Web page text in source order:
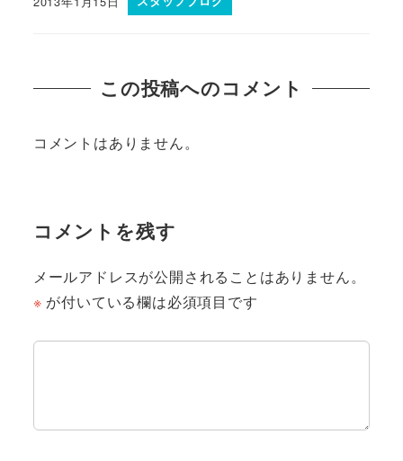
この投稿へのコメント
コメントはありません。
コメントを残す
メールアドレスが公開されることはありません。
※ が付いている欄は必須項目です